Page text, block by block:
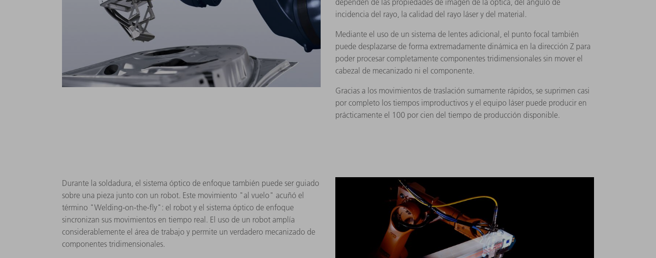
incidencia del rayo, la calidad del rayo láser y del material.
Mediante el uso de un sistema de lentes adicional, el punto focal también
puede desplazarse de forma extremadamente dinámica en la dirección Z para
poder procesar completamente componentes tridimensionales sin mover el
cabezal de mecanizado ni el componente.
Gracias a los movimientos de traslación sumamente rápidos, se suprimen casi
por completo los tiempos improductivos y el equipo láser puede producir en
prácticamente el 100 por cien del tiempo de producción disponible.
Durante la soldadura, el sistema óptico de enfoque también puede ser guiado
sobre una pieza junto con un robot. Este movimiento "al vuelo" acuñó el
término "Welding-on-the-fly": el robot y el sistema óptico de enfoque
sincronizan sus movimientos en tiempo real. El uso de un robot amplía
considerablemente el área de trabajo y permite un verdadero mecanizado de
componentes tridimensionales.